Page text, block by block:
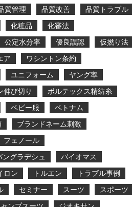
質管理 品質改善
品質トラブル
化粧品
化審法
公定水分率 優良誤認
仮撚り法
ア
ワシントン条約
ユニフォーム
ヤング率
伸び切り
ボルテックス精紡糸
ベビー服
ベトナム
ブランドネーム刺激
フェノール
ングラデシュ
バイオマス
ロン トルエン
トラブル事例
セミナー スーツ
スポーツ